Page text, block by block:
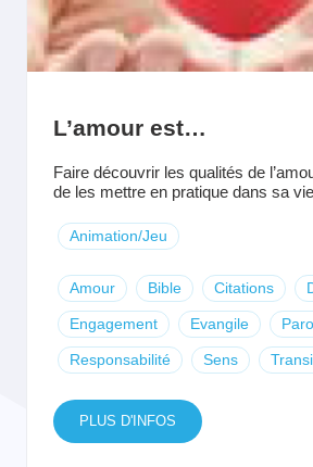
L’amour est…
Faire découvrir les qualités de
de les mettre en pratique dans sa
Animation/Jeu
Amour Bible Citations
Engagement Evangile
Responsabilité Sens
PLUS D'INFOS